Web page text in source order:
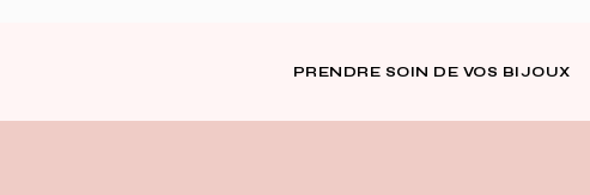
PRENDRE SOIN DE VOS BIJOUX